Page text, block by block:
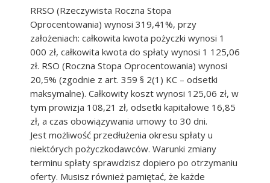
RRSO (Rzeczywista Roczna Stopa
Oprocentowania) wynosi 319,41%, przy
założeniach: całkowita kwota pożyczki wynosi 1
000 zł, całkowita kwota do spłaty wynosi 1 125,06
zł. RSO (Roczna Stopa Oprocentowania) wynosi
20,5% (zgodnie z art. 359 § 2(1) KC – odsetki
maksymalne). Całkowity koszt wynosi 125,06 zł, w
tym prowizja 108,21 zł, odsetki kapitałowe 16,85
zł, a czas obowiązywania umowy to 30 dni.
Jest możliwość przedłużenia okresu spłaty u
niektórych pożyczkodawców. Warunki zmiany
terminu spłaty sprawdzisz dopiero po otrzymaniu
oferty. Musisz również pamiętać, że każde